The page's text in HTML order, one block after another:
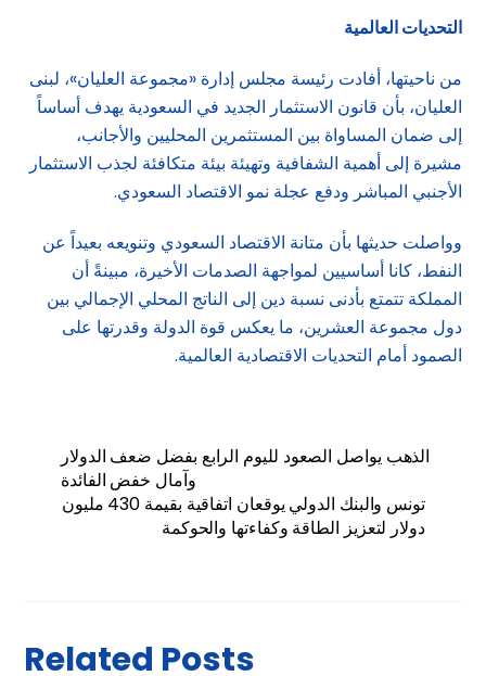
التحديات العالمية
من ناحيتها، أفادت رئيسة مجلس إدارة «مجموعة العليان»، لبنى
العليان، بأن قانون الاستثمار الجديد في السعودية يهدف أساساً
إلى ضمان المساواة بين المستثمرين المحليين والأجانب،
مشيرة إلى أهمية الشفافية وتهيئة بيئة متكافئة لجذب الاستثمار
الأجنبي المباشر ودفع عجلة نمو الاقتصاد السعودي.
وواصلت حديثها بأن متانة الاقتصاد السعودي وتنويعه بعيداً عن
النفط، كانا أساسيين لمواجهة الصدمات الأخيرة، مبينةً أن
المملكة تتمتع بأدنى نسبة دين إلى الناتج المحلي الإجمالي بين
دول مجموعة العشرين، ما يعكس قوة الدولة وقدرتها على
الصمود أمام التحديات الاقتصادية العالمية.
الذهب يواصل الصعود لليوم الرابع بفضل ضعف الدولار
وآمال خفض الفائدة
تونس والبنك الدولي يوقعان اتفاقية بقيمة 430 مليون
دولار لتعزيز الطاقة وكفاءتها والحوكمة
Related Posts